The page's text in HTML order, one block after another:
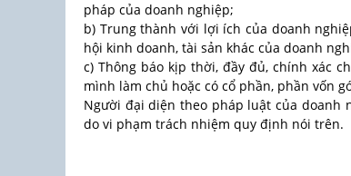
pháp của doanh nghiệp;
b) Trung thành với lợi ích của doanh
hội kinh doanh, tài sản khác của doanh
c) Thông báo kịp thời, đầy đủ, chính xác
mình làm chủ hoặc có cổ phần, phần vốn
Người đại diện theo pháp luật của doanh
do vi phạm trách nhiệm quy định nói trên.